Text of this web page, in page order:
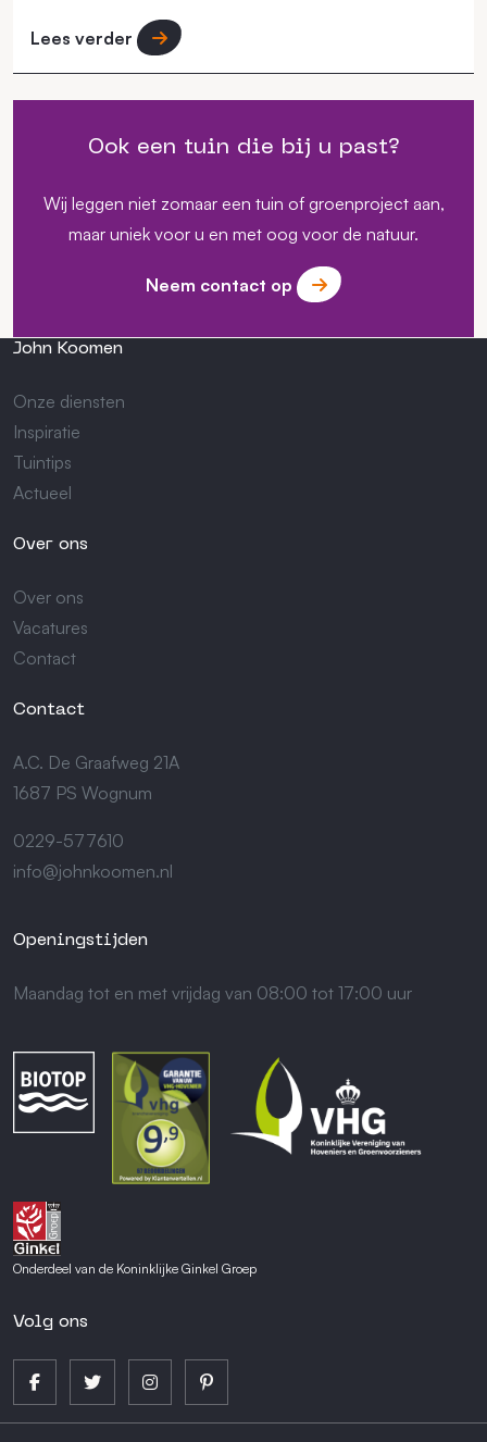
long" in de stad moet vormen.
Lees verder
Ook een tuin die bij u past?
Wij leggen niet zomaar een tuin of groenproject aan,
maar uniek voor u en met oog voor de natuur.
Neem contact op
John Koomen
Onze diensten
Inspiratie
Tuintips
Actueel
Over ons
Over ons
Vacatures
Contact
Contact
A.C. De Graafweg 21A
1687 PS Wognum
0229-577610
info@johnkoomen.nl
Openingstijden
Maandag tot en met vrijdag van 08:00 tot 17:00 uur
Onderdeel van de Koninklijke Ginkel Groep
Volg ons